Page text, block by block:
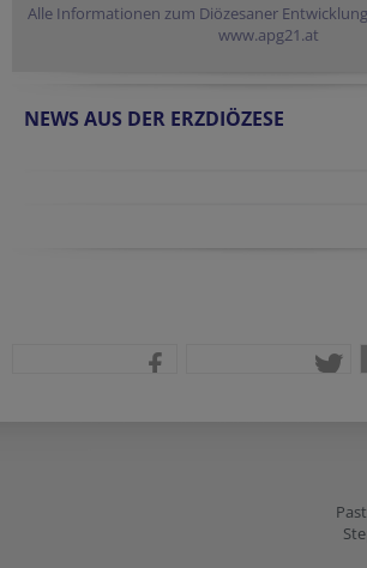
Alle Informationen zum Diözesaner
www.apg21.at
NEWS AUS DER ERZDIÖZESE